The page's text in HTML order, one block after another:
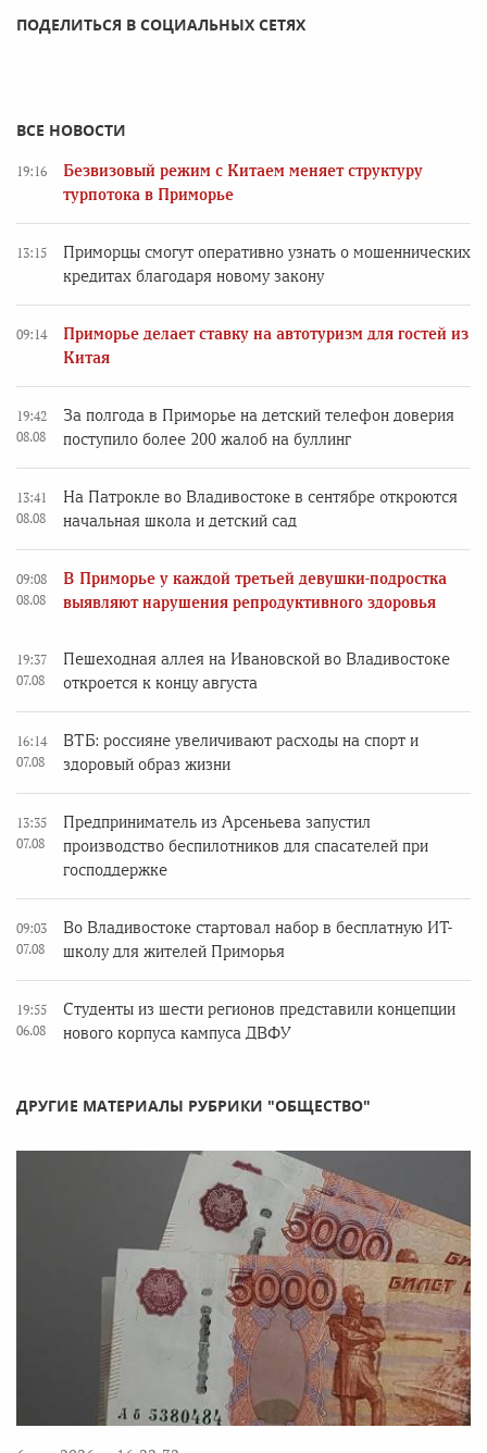
ПОДЕЛИТЬСЯ В СОЦИАЛЬНЫХ СЕТЯХ
ВСЕ НОВОСТИ
19:16
Безвизовый режим с Китаем меняет структуру
турпотока в Приморье
13:15
Приморцы смогут оперативно узнать о мошеннических
кредитах благодаря новому закону
09:14
Приморье делает ставку на автотуризм для гостей из
Китая
19:42
08.08
За полгода в Приморье на детский телефон доверия
поступило более 200 жалоб на буллинг
13:41
08.08
На Патрокле во Владивостоке в сентябре откроются
начальная школа и детский сад
09:08
08.08
В Приморье у каждой третьей девушки-подростка
выявляют нарушения репродуктивного здоровья
19:37
07.08
Пешеходная аллея на Ивановской во Владивостоке
откроется к концу августа
16:14
07.08
ВТБ: россияне увеличивают расходы на спорт и
здоровый образ жизни
13:35
07.08
Предприниматель из Арсеньева запустил
производство беспилотников для спасателей при
господдержке
09:03
07.08
Во Владивостоке стартовал набор в бесплатную ИТ-
школу для жителей Приморья
19:55
06.08
Студенты из шести регионов представили концепции
нового корпуса кампуса ДВФУ
ДРУГИЕ МАТЕРИАЛЫ РУБРИКИ "ОБЩЕСТВО"